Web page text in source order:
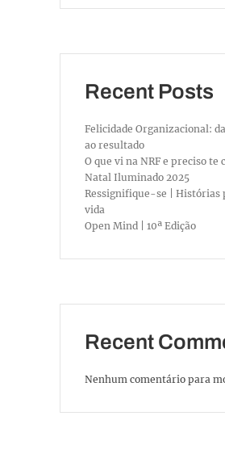
Recent Posts
Felicidade Organizacional:
ao resultado
O que vi na NRF e preciso te
Natal Iluminado 2025
Ressignifique-se | Histórias
vida
Open Mind | 10ª Edição
Recent
Nenhum comentário para